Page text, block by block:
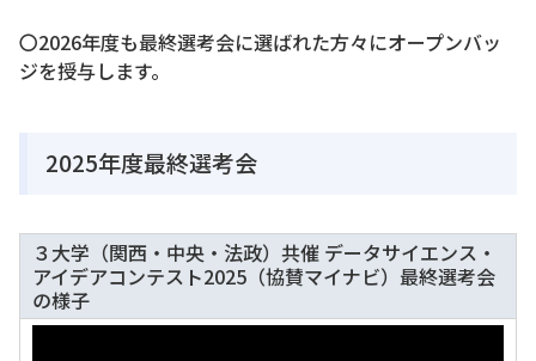
〇2026年度も最終選考会に選ばれた方々にオープンバッ
ジを授与します。
2025年度最終選考会
３大学（関西・中央・法政）共催 データサイエンス・
アイデアコンテスト2025（協賛マイナビ）最終選考会
の様子